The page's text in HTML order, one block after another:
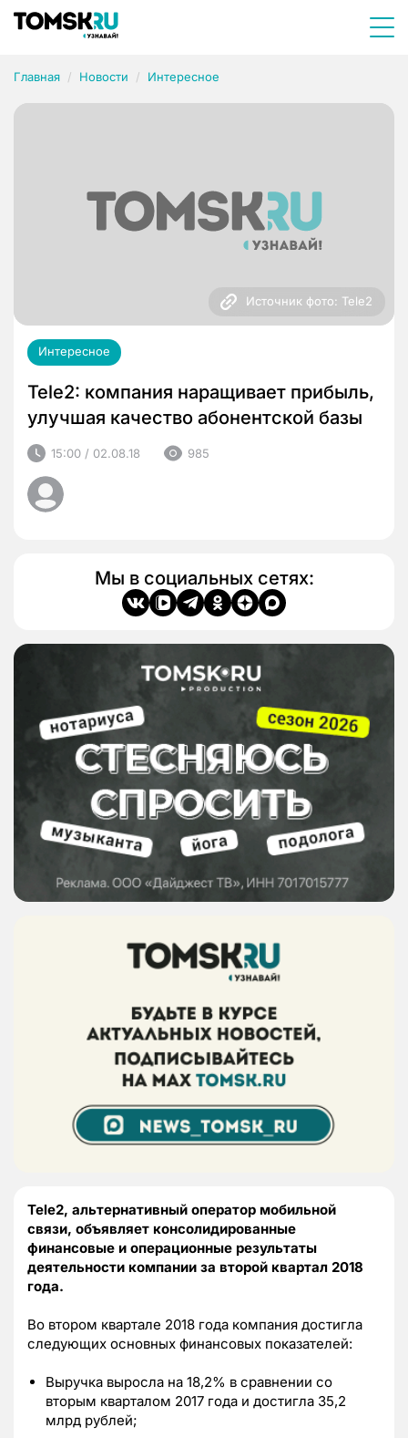
Главная Новости Интересное
Источник фото: Tele2
Интересное
Tele2: компания наращивает прибыль,
улучшая качество абонентской базы
15:00 / 02.08.18 985
Мы в социальных сетях:
Tele2, альтернативный оператор мобильной
связи, объявляет консолидированные
финансовые и операционные результаты
деятельности компании за второй квартал 2018
года.
Во втором квартале 2018 года компания достигла
следующих основных финансовых показателей:
Выручка выросла на 18,2% в сравнении со
вторым кварталом 2017 года и достигла 35,2
млрд рублей;